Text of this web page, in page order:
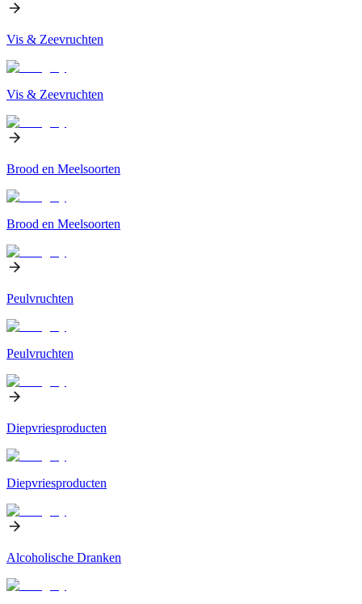
Vis & Zeevruchten
Vis & Zeevruchten
Brood en Meelsoorten
Brood en Meelsoorten
Peulvruchten
Peulvruchten
Diepvriesproducten
Diepvriesproducten
Alcoholische Dranken